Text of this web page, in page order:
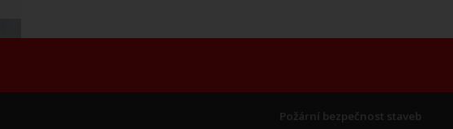
Požární bezpečnost staveb